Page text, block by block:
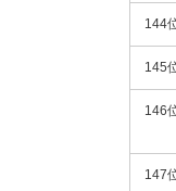
144
145
146
147